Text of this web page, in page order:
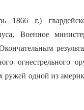
1866 г.)
Военное
огнестрельного
ружей одной из